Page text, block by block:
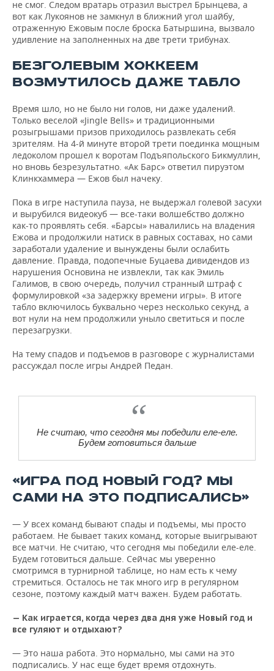
не смог. Следом вратарь отразил выстрел Брынцева, а
вот как Лукоянов не замкнул в ближний угол шайбу,
отраженную Ежовым после броска Батыршина, вызвало
удивление на заполненных на две трети трибунах.
БЕЗГОЛЕВЫМ ХОККЕЕМ
ВОЗМУТИЛОСЬ ДАЖЕ ТАБЛО
Время шло, но не было ни голов, ни даже удалений.
Только веселой «Jingle Bells» и традиционными
розыгрышами призов приходилось развлекать себя
зрителям. На 4-й минуте второй трети поединка мощным
ледоколом прошел к воротам Подъяпольского Бикмуллин,
но вновь безрезультатно. «Ак Барс» ответил пируэтом
Клинкхаммера — Ежов был начеку.
Пока в игре наступила пауза, не выдержал голевой засухи
и вырубился видеокуб — все-таки волшебство должно
как-то проявлять себя. «Барсы» навалились на владения
Ежова и продолжили натиск в равных составах, но сами
заработали удаление и вынуждены были ослабить
давление. Правда, подопечные Буцаева дивидендов из
нарушения Основина не извлекли, так как Эмиль
Галимов, в свою очередь, получил странный штраф с
формулировкой «за задержку времени игры». В итоге
табло включилось буквально через несколько секунд, а
вот нули на нем продолжили уныло светиться и после
перезагрузки.
На тему спадов и подъемов в разговоре с журналистами
рассуждал после игры Андрей Педан.
Не считаю, что сегодня мы победили еле-еле.
Будем готовиться дальше
«ИГРА ПОД НОВЫЙ ГОД? МЫ
САМИ НА ЭТО ПОДПИСАЛИСЬ»
— У всех команд бывают спады и подъемы, мы просто
работаем. Не бывает таких команд, которые выигрывают
все матчи. Не считаю, что сегодня мы победили еле-еле.
Будем готовиться дальше. Сейчас мы уверенно
смотримся в турнирной таблице, но нам есть к чему
стремиться. Осталось не так много игр в регулярном
сезоне, поэтому каждый матч важен. Будем работать.
— Как играется, когда через два дня уже Новый год и
все гуляют и отдыхают?
— Это наша работа. Это нормально, мы сами на это
подписались. У нас еще будет время отдохнуть.